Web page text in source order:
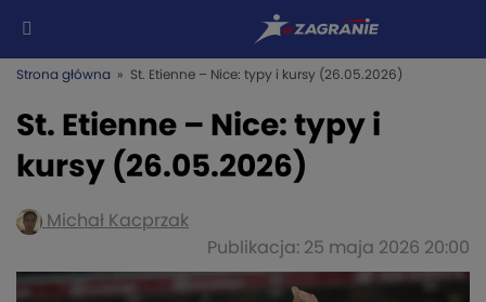
Strona główna » St. Etienne – Nice: typy i kursy (26.05.2026)
St. Etienne – Nice: typy i
kursy (26.05.2026)
Michał Kacprzak
Publikacja: 25 maja 2026 20:00